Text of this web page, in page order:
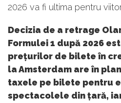
2026 va fi ultima pentru
Decizia de a retrage
Formulei 1 după 2026
prețurilor de bilete în
la Amsterdam are în
taxele pe bilete pentru
spectacolele din țară,